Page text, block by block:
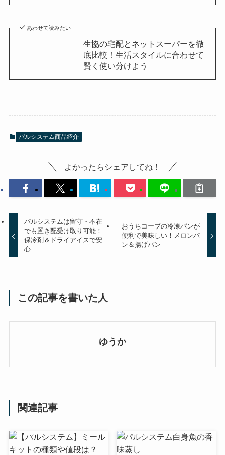
あわせて読みたい
生協の宅配とネットスーパーを徹
底比較！生活スタイルに合わせて
賢く使い分けよう
パルシステム商品紹介
よかったらシェアしてね！
パルシステムは留守・不在
でも置き配受け取り可能！
保冷剤＆ドライアイスで安
心
おうちコープの冷凍パンが
便利で美味しい！メロンパ
ン＆揚げパン
この記事を書いた人
ゆうか
関連記事